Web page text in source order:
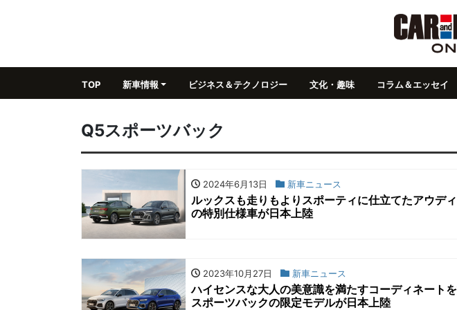
TOP 新車情報 ビジネス＆テクノロジー 文化・趣味 コラム＆エッセイ
Q5スポーツバック
2024年6月13日 新車ニュース
ルックスも走りもよりスポーティに仕立てたアウデ
の特別仕様車が日本上陸
2023年10月27日 新車ニュース
ハイセンスな大人の美意識を満たすコーディネート
スポーツバックの限定モデルが日本上陸